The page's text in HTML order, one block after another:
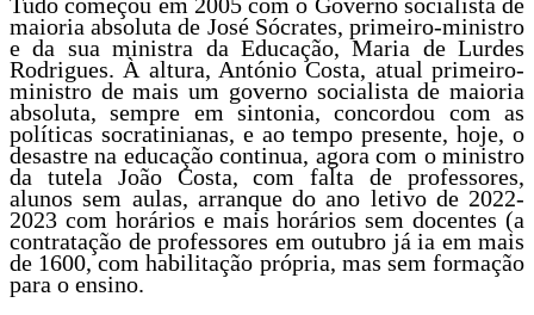
Tudo começou em 2005 com o Governo socialista de
maioria absoluta de José Sócrates, primeiro-ministro
e da sua ministra da Educação, Maria de Lurdes
Rodrigues. À altura, António Costa, atual primeiro-
ministro de mais um governo socialista de maioria
absoluta, sempre em sintonia, concordou com as
políticas socratinianas, e ao tempo presente, hoje, o
desastre na educação continua, agora com o ministro
da tutela João Costa, com falta de professores,
alunos sem aulas, arranque do ano letivo de 2022-
2023 com horários e mais horários sem docentes (a
contratação de professores em outubro já ia em mais
de 1600, com habilitação própria, mas sem formação
para o ensino.